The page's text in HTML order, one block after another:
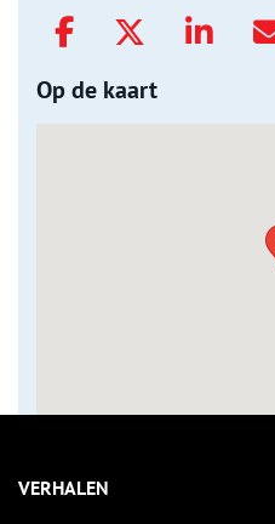
Op de kaart
VERHALEN